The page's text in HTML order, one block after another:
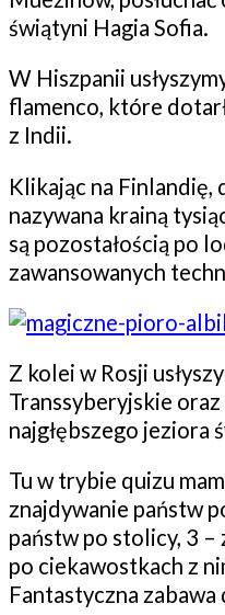
świątyni Hagia Sofia.
W Hiszpanii
flamenco, które
z Indii.
Klikając na Finlandię,
nazywana krainą
są pozostałością po
zawansowanych
Z kolei w Rosji
Transsyberyjskie
najgłębszego jeziora
Tu w trybie quizu
znajdywanie państw
państw po stolicy, 3
po ciekawostkach z
Fantastyczna zabawa